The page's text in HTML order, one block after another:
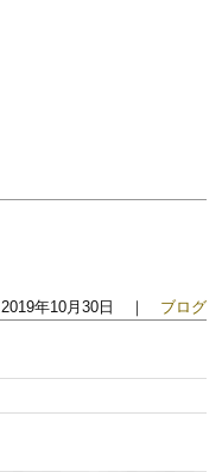
2019年10月30日 ｜ ブログ